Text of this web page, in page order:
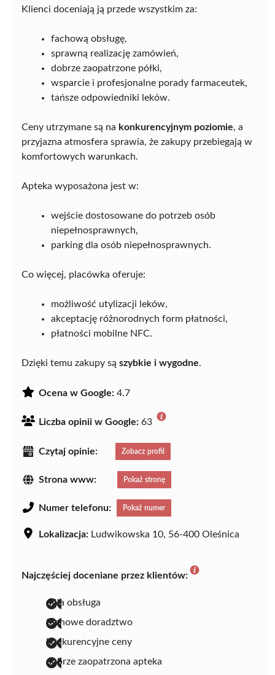
Klienci doceniają ją przede wszystkim za:
fachową obsługę,
sprawną realizację zamówień,
dobrze zaopatrzone półki,
wsparcie i profesjonalne porady farmaceutek,
tańsze odpowiedniki leków.
Ceny utrzymane są na konkurencyjnym poziomie, a
przyjazna atmosfera sprawia, że zakupy przebiegają w
komfortowych warunkach.
Apteka wyposażona jest w:
wejście dostosowane do potrzeb osób
niepełnosprawnych,
parking dla osób niepełnosprawnych.
Co więcej, placówka oferuje:
możliwość utylizacji leków,
akceptację różnorodnych form płatności,
płatności mobilne NFC.
Dzięki temu zakupy są szybkie i wygodne.
Ocena w Google: 4.7
Liczba opinii w Google: 63
Czytaj opinie: Zobacz profil
Strona www: Pokaż stronę
Numer telefonu: Pokaż numer
Lokalizacja: Ludwikowska 10, 56-400 Oleśnica
Najczęściej doceniane przez klientów:
miła obsługa
fachowe doradztwo
konkurencyjne ceny
dobrze zaopatrzona apteka